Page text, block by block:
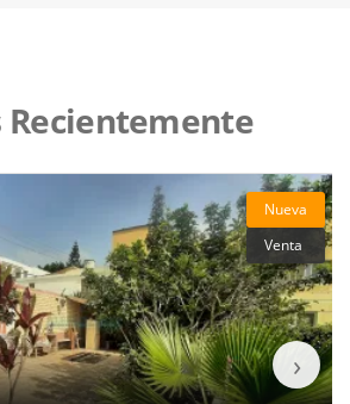
Recientemente
Nueva
Venta
›